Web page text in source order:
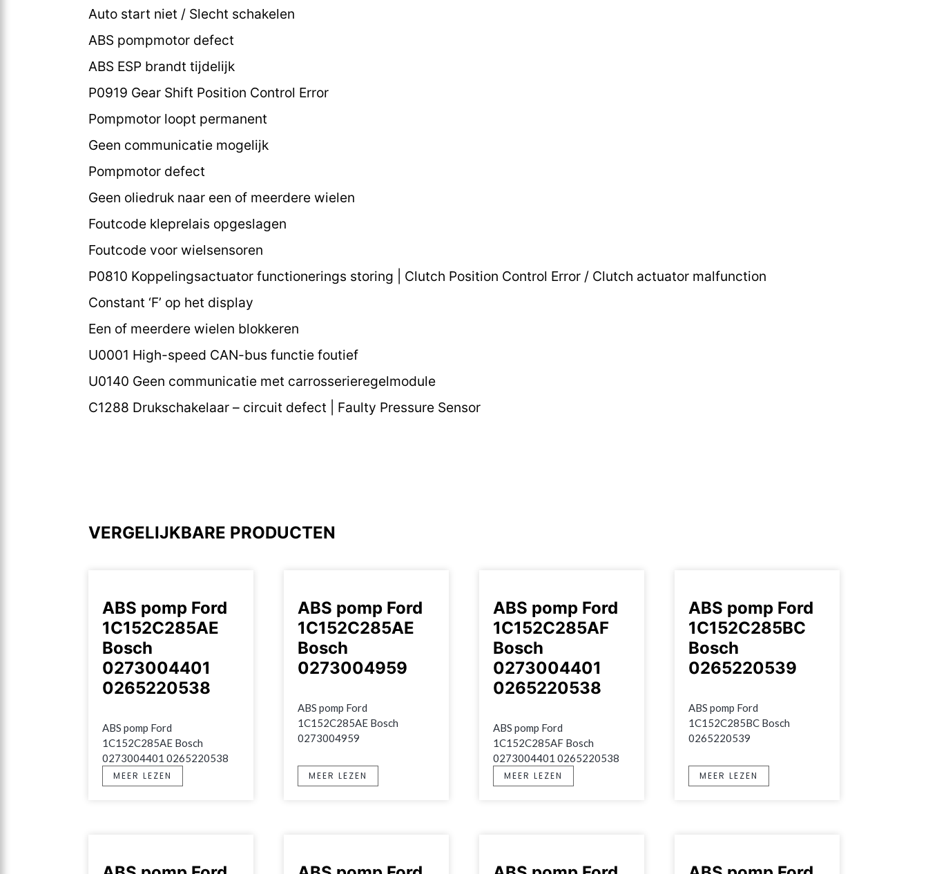
Auto start niet / Slecht schakelen
ABS pompmotor defect
ABS ESP brandt tijdelijk
P0919 Gear Shift Position Control Error
Pompmotor loopt permanent
Geen communicatie mogelijk
Pompmotor defect
Geen oliedruk naar een of meerdere wielen
Foutcode kleprelais opgeslagen
Foutcode voor wielsensoren
P0810 Koppelingsactuator functionerings storing | Clutch Position Control Error / Clutch actuator malfunction
Constant ‘F’ op het display
Een of meerdere wielen blokkeren
U0001 High-speed CAN-bus functie foutief
U0140 Geen communicatie met carrosserieregelmodule
C1288 Drukschakelaar – circuit defect | Faulty Pressure Sensor
VERGELIJKBARE PRODUCTEN
ABS pomp Ford
1C152C285AE
Bosch
0273004401
0265220538
ABS pomp Ford
1C152C285AE Bosch
0273004401 0265220538
MEER LEZEN
ABS pomp Ford
1C152C285AE
Bosch
0273004959
ABS pomp Ford
1C152C285AE Bosch
0273004959
MEER LEZEN
ABS pomp Ford
1C152C285AF
Bosch
0273004401
0265220538
ABS pomp Ford
1C152C285AF Bosch
0273004401 0265220538
MEER LEZEN
ABS pomp Ford
1C152C285BC
Bosch
0265220539
ABS pomp Ford
1C152C285BC Bosch
0265220539
MEER LEZEN